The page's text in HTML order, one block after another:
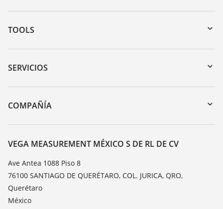
TOOLS
Zona de descarga
Búsqueda por número de serie
DTM Collection/PACTware
SERVICIOS
Devolución de instrumentos
Cursos de formacion
TeamViewer
COMPAÑÍA
Acerca de VEGA
Contacto
Notícias
Prensa
Blog
VEGA MEASUREMENT MÉXICO S DE RL DE CV
Ave Antea 1088 Piso 8
76100 SANTIAGO DE QUERÉTARO, COL. JURICA, QRO,
Querétaro
México